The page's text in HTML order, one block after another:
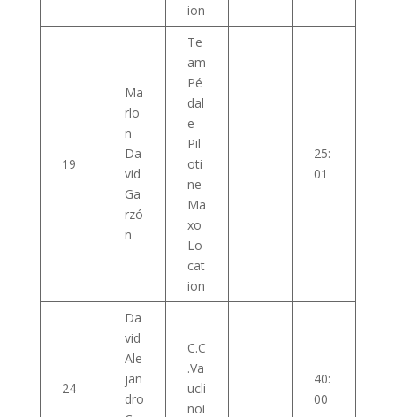
ion
19
Ma
rlo
n
Da
vid
Ga
rzó
n
Te
am
Pé
dal
e
Pil
oti
ne-
Ma
xo
Lo
cat
ion
25:
01
24
Da
vid
Ale
jan
dro
C.C
.Va
ucli
noi
40:
00